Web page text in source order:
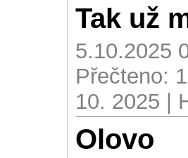
Tak už
5.10.2025
Přečteno:
10. 2025 |
Olovo